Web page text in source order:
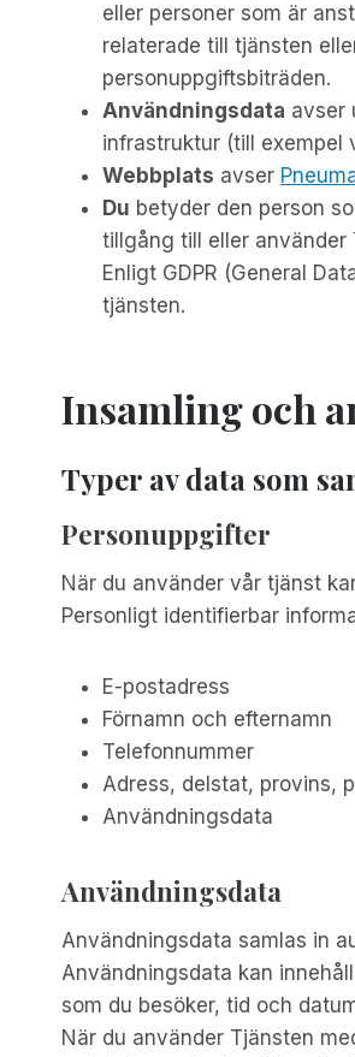
eller personer som är
relaterade till tjänsten
personuppgiftsbiträden.
Användningsdata avser
infrastruktur (till exempel
Webbplats avser
Du betyder den person
tillgång till eller använder
Enligt GDPR (General
tjänsten.
Insamling och
Typer av data som
Personuppgifter
När du använder vår tjänst
Personligt identifierbar
E-postadress
Förnamn och efternamn
Telefonnummer
Adress, delstat, provins,
Användningsdata
Användningsdata
Användningsdata samlas in
Användningsdata kan
som du besöker, tid och
När du använder Tjänsten